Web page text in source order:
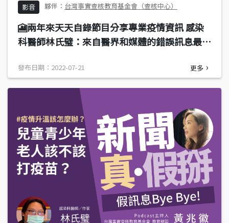
影音 台灣事實查核教育基金會（查核中心）
🎦兩年來天天自錄節目分享專業疫情資訊 感染
科醫師林氏璧：來自醫界和媒體的錯誤訊息最難
發布日期：2022-07-21 更多